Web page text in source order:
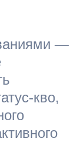
—
кво,